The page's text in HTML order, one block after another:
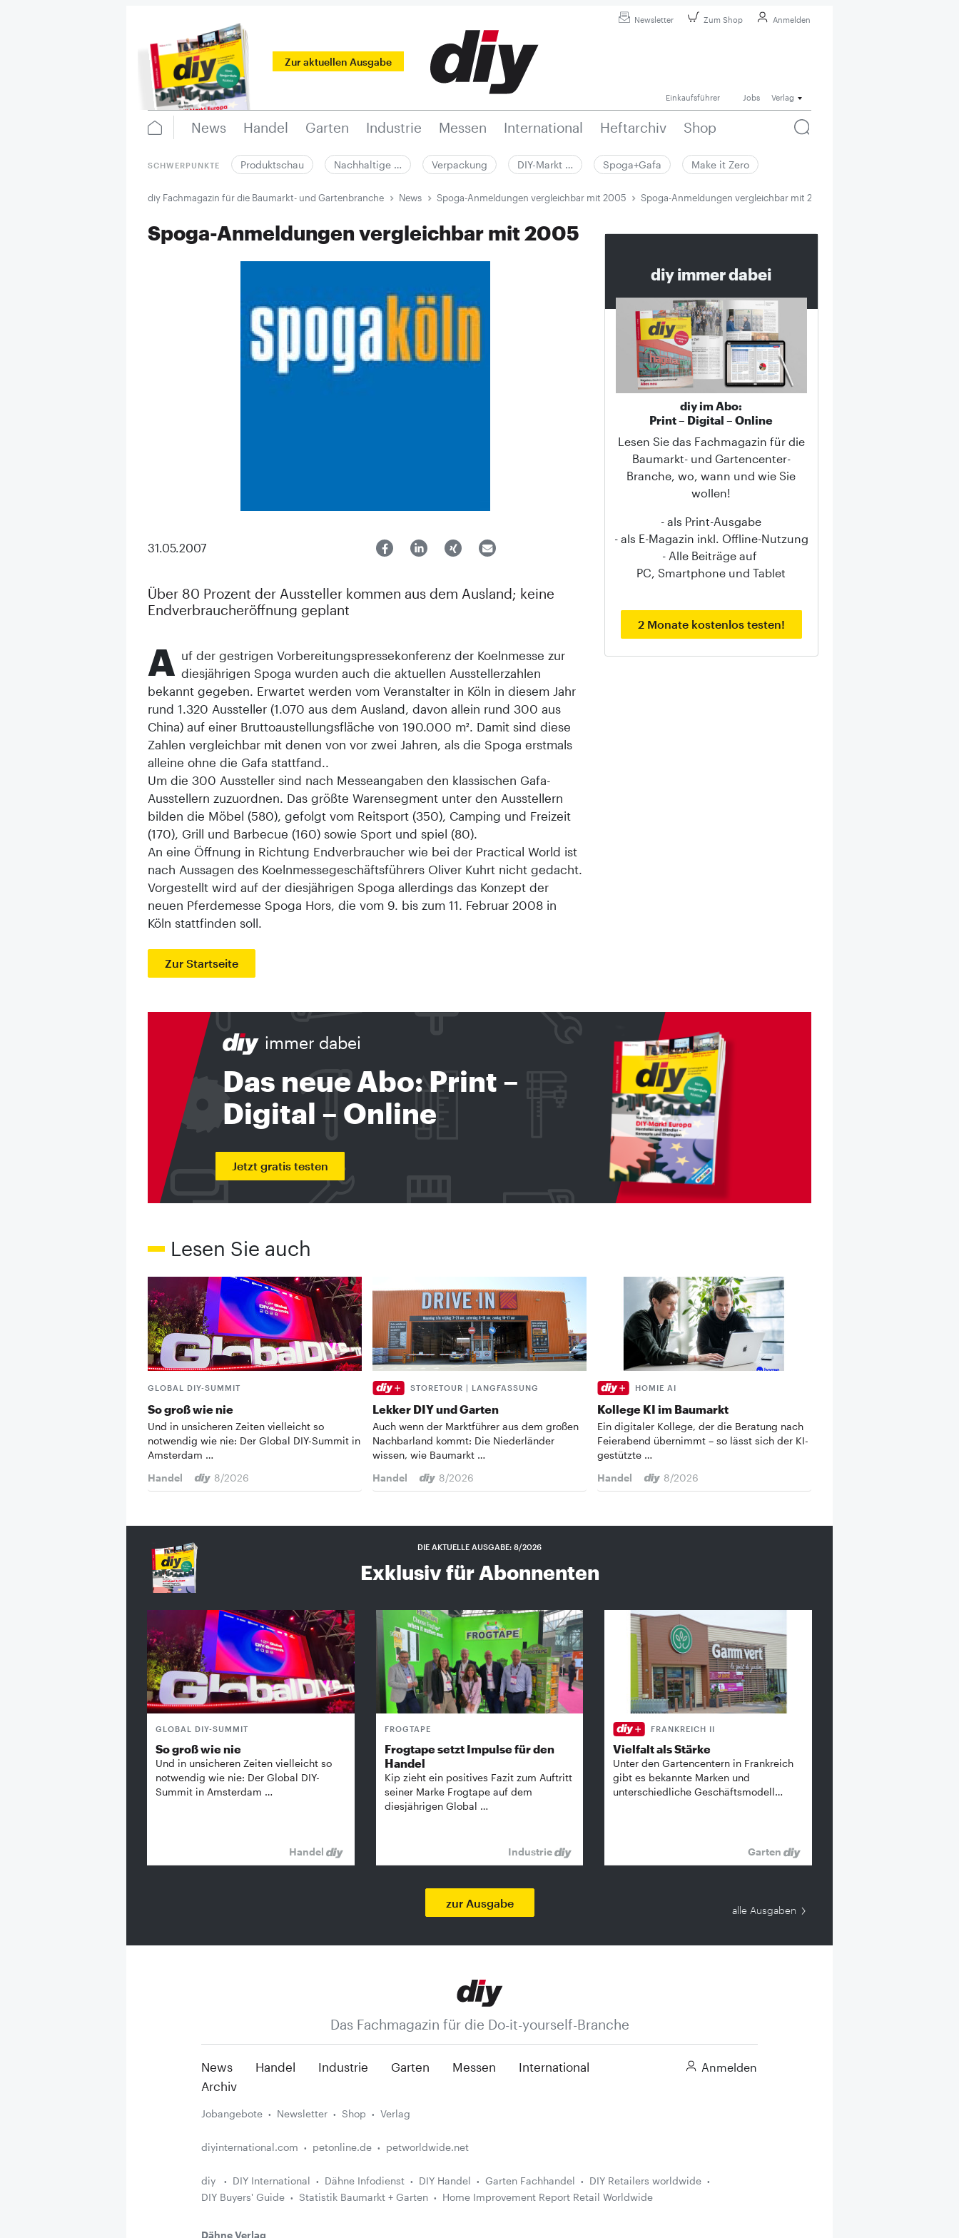
Newsletter Zum Shop Anmelden
Zur aktuellen Ausgabe
Einkaufsführer Jobs Verlag
News Handel Garten Industrie Messen International Heftarchiv Shop
SCHWERPUNKTE Produktschau Nachhaltige … Verpackung DIY-Markt … Spoga+Gafa Make it Zero
diy Fachmagazin für die Baumarkt- und Gartenbranche News Spoga-Anmeldungen vergleichbar mit 2005 Spoga-Anmeldungen vergleichbar mit 2005
Spoga-Anmeldungen vergleichbar mit 2005
31.05.2007
Über 80 Prozent der Aussteller kommen aus dem Ausland; keine
Endverbraucheröffnung geplant
A uf der gestrigen Vorbereitungspressekonferenz der Koelnmesse zur
diesjährigen Spoga wurden auch die aktuellen Ausstellerzahlen
bekannt gegeben. Erwartet werden vom Veranstalter in Köln in diesem Jahr
rund 1.320 Aussteller (1.070 aus dem Ausland, davon allein rund 300 aus
China) auf einer Bruttoaustellungsfläche von 190.000 m². Damit sind diese
Zahlen vergleichbar mit denen von vor zwei Jahren, als die Spoga erstmals
alleine ohne die Gafa stattfand..
Um die 300 Aussteller sind nach Messeangaben den klassischen Gafa-
Ausstellern zuzuordnen. Das größte Warensegment unter den Ausstellern
bilden die Möbel (580), gefolgt vom Reitsport (350), Camping und Freizeit
(170), Grill und Barbecue (160) sowie Sport und spiel (80).
An eine Öffnung in Richtung Endverbraucher wie bei der Practical World ist
nach Aussagen des Koelnmessegeschäftsführers Oliver Kuhrt nicht gedacht.
Vorgestellt wird auf der diesjährigen Spoga allerdings das Konzept der
neuen Pferdemesse Spoga Hors, die vom 9. bis zum 11. Februar 2008 in
Köln stattfinden soll.
Zur Startseite
diy immer dabei
diy im Abo:
Print – Digital – Online
Lesen Sie das Fachmagazin für die
Baumarkt- und Gartencenter-
Branche, wo, wann und wie Sie
wollen!
- als Print-Ausgabe
- als E-Magazin inkl. Offline-Nutzung
- Alle Beiträge auf
PC, Smartphone und Tablet
2 Monate kostenlos testen!
immer dabei
Das neue Abo: Print –
Digital – Online
Jetzt gratis testen
Lesen Sie auch
GLOBAL DIY-SUMMIT
So groß wie nie
Und in unsicheren Zeiten vielleicht so
notwendig wie nie: Der Global DIY-Summit in
Amsterdam …
Handel
8/2026
STORETOUR | LANGFASSUNG
Lekker DIY und Garten
Auch wenn der Marktführer aus dem großen
Nachbarland kommt: Die Niederländer
wissen, wie Baumarkt …
Handel
8/2026
HOMIE AI
Kollege KI im Baumarkt
Ein digitaler Kollege, der die Beratung nach
Feierabend übernimmt – so lässt sich der KI-
gestützte …
Handel
8/2026
DIE AKTUELLE AUSGABE: 8/2026
Exklusiv für Abonnenten
GLOBAL DIY-SUMMIT
So groß wie nie
Und in unsicheren Zeiten vielleicht so
notwendig wie nie: Der Global DIY-
Summit in Amsterdam …
Handel
FROGTAPE
Frogtape setzt Impulse für den
Handel
Kip zieht ein positives Fazit zum Auftritt
seiner Marke Frogtape auf dem
diesjährigen Global …
Industrie
FRANKREICH II
Vielfalt als Stärke
Unter den Gartencentern in Frankreich
gibt es bekannte ­Marken und
unterschiedliche Geschäftsmodell…
Garten
zur Ausgabe
alle Ausgaben
Das Fachmagazin für die Do-it-yourself-Branche
News Handel Industrie Garten Messen
International
Archiv
Anmelden
Jobangebote Newsletter Shop Verlag
diyinternational.com petonline.de petworldwide.net
diy DIY International Dähne Infodienst DIY Handel Garten Fachhandel
DIY Retailers worldwide
DIY Buyers' Guide
Statistik Baumarkt + Garten Home Improvement Report Retail Worldwide
Dähne Verlag